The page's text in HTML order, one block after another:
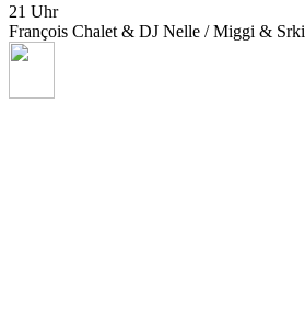
21 Uhr
François Chalet & DJ Nelle / Miggi & Srki